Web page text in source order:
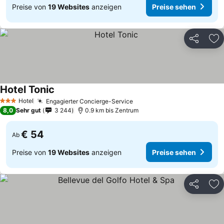
Preise von 19 Websites anzeigen Preise sehen
Teilen
3 SterneHotel Engagierter Concierge-ServicePreise sehen
Hotel Tonic
8,0 Sehr gut 3 244 0.9 km bis Zentrum
Ab € 54
Preise von 19 Websites anzeigen Preise sehen
Teilen